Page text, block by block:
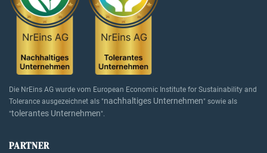
Die NrEins AG wurde vom European Economic Institute for Sustainability and
Tolerance ausgezeichnet als "nachhaltiges Unternehmen" sowie als
"tolerantes Unternehmen".
PARTNER